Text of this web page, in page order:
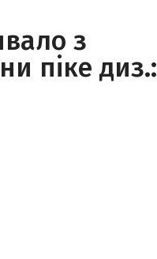
з
піке диз.: